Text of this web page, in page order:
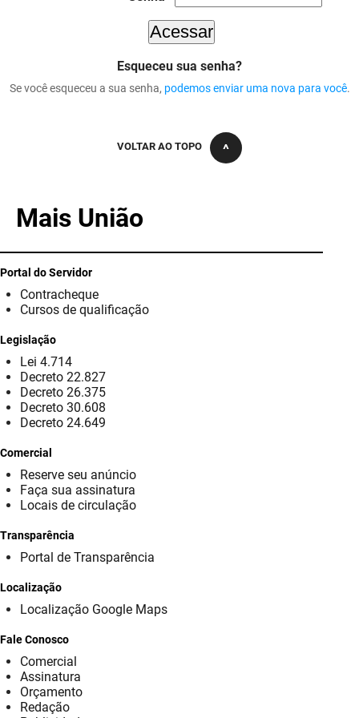
Desenvolvimento e da Articulação Municipal
Educação
Juventude, Esporte e Lazer
Meio Ambiente e Sustentabilidade
Mulher e da Diversidade Humana
Planejamento, Orçamento e Gestão
Procuradoria Geral do Estado
Representação Institucional
Saúde
Turismo e Desenvolvimento Econômico
EMPAER
Fundação Casa de José Américo
FUNAD
FUNDAC
FUNES
FUNESC
JUCEP
LIFESA
Ouvidoria Geral do Estado
PAP
Esqueceu sua senha?
Se você esqueceu a sua senha, podemos enviar uma nova para você.
VOLTAR AO TOPO
Mais União
Portal do Servidor
Contracheque
Cursos de qualificação
Legislação
Lei 4.714
Decreto 22.827
Decreto 26.375
Decreto 30.608
Decreto 24.649
Comercial
Reserve seu anúncio
Faça sua assinatura
Locais de circulação
Transparência
Portal de Transparência
Localização
Localização Google Maps
Fale Conosco
Comercial
Assinatura
Orçamento
Redação